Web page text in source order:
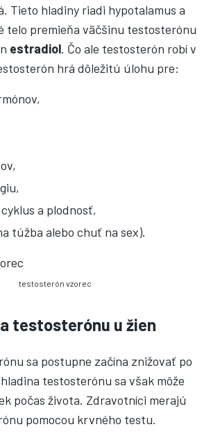
Tieto hladiny riadi hypotalamus a
telo premieňa väčšinu testosterónu
estradiol. Čo ale testosterón robí v
hrá dôležitú úlohu pre:
a plodnosť,
túžba alebo chuť na sex).
testosterón vzorec
testosterónu u žien
sa postupne začína znižovať po
testosterónu sa však môže
počas života. Zdravotníci merajú
pomocou krvného testu.